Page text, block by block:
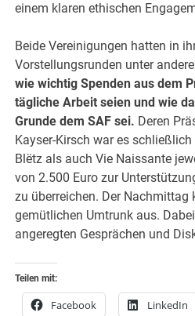
einem klaren ethischen
Beide Vereinigungen hatten in
Vorstellungsrunden unter
wie wichtig Spenden aus dem
tägliche Arbeit seien und wie
Grunde dem SAF sei. Deren
Kayser-Kirsch war es
Blëtz als auch Vie Naissante
von 2.500 Euro zur
zu überreichen. Der Nachmittag
gemütlichen Umtrunk aus.
angeregten Gesprächen und
Teilen mit:
Facebook LinkedIn